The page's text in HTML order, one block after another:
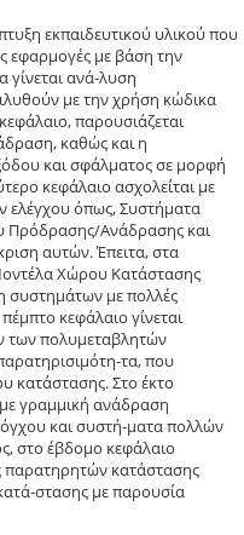
εκπαιδευτικού υλικού που
εφαρμογές με βάση την
γίνεται ανά-λυση
με την χρήση κώδικα
παρουσιάζεται
καθώς και η
και σφάλματος σε μορφή
κεφάλαιο ασχολείται με
ελέγχου όπως, Συστήματα
Πρόδρασης/Ανάδρασης και
αυτών. Έπειτα, στα
Χώρου Κατάστασης
συστημάτων με πολλές
κεφάλαιο γίνεται
των πολυμεταβλητών
τα, που
κατάστασης. Στο έκτο
με γραμμική ανάδραση
και συστή-ματα πολλών
στο έβδομο κεφάλαιο
παρατηρητών κατάστασης
στασης με παρουσία